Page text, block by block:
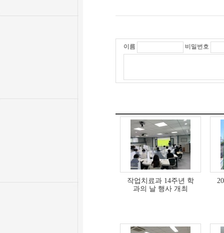
이름 비밀번호
작업치료과 14주년 학
과의 날 행사 개최